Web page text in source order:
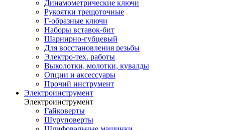
Динамометрические ключи
Рукоятки трещоточные
Г-образные ключи
Наборы вставок-бит
Шарнирно-губцевый
Для восстановления резьбы
Электро-тех. работы
Выколотки, молотки, кувалды
Опции и аксессуары
Прочий инструмент
Электроинструмент
Электроинструмент
Гайковерты
Шуруповерты